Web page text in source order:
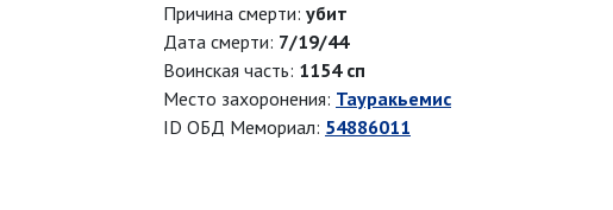
Причина смерти: убит
Дата смерти: 7/19/44
Воинская часть: 1154 сп
Место захоронения: Тауракьемис
ID ОБД Мемориал: 54886011